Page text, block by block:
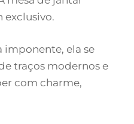
exclusivo.
imponente, ela se
traços modernos e
com charme,